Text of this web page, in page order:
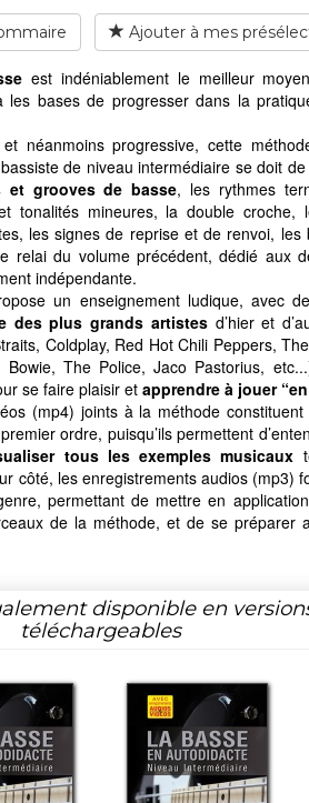
Ajouter à mes
est indéniablement le meilleur
les bases de progresser dans la
néanmoins progressive, cette
de niveau intermédiaire se doit
et grooves de basse, les rythmes
tonalités mineures, la double croche,
les signes de reprise et de renvoi, les
relai du volume précédent, dédié aux
indépendante.
un enseignement ludique, avec
des plus grands artistesd’hier et
Coldplay, Red Hot Chili Peppers,
Bowie, The Police, Jaco Pastorius,
se faire plaisir et apprendre à jouer
(mp4) joints à la méthode
ordre, puisqu’ils permettent
tous les exemples musicaux
côté, les enregistrements audios (mp3)
permettant de mettre en
de la méthode, et de se préparer
disponible en
téléchargeables